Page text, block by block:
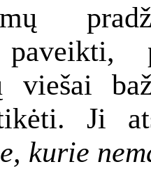
paveikti,
viešai
Ji
kurie